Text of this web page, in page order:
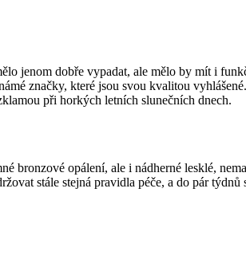
jenom dobře vypadat, ale mělo by mít i
značky, které jsou svou kvalitou
při horkých letních slunečních dnech.
bronzové opálení, ale i nádherné lesklé,
stále stejná pravidla péče, a do pár